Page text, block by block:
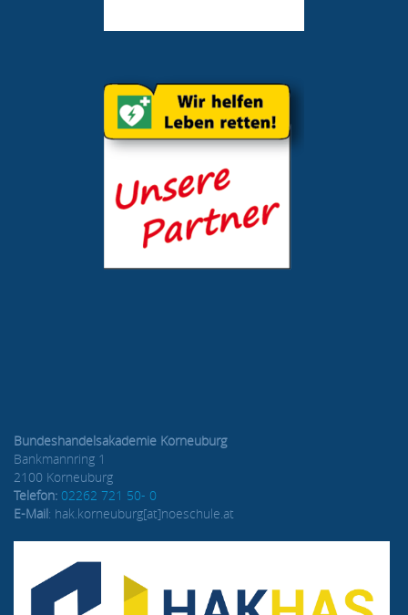
Bundeshandelsakademie Korneuburg
Bankmannring 1
2100 Korneuburg
Telefon: 02262 721 50- 0
E-Mail: hak.korneuburg[at]noeschule.at